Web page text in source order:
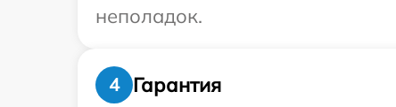
неполадок.
4
Гарантия